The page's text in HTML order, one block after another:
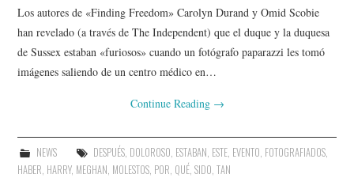
Los autores de «Finding Freedom» Carolyn Durand y Omid Scobie
han revelado (a través de The Independent) que el duque y la duquesa
de Sussex estaban «furiosos» cuando un fotógrafo paparazzi les tomó
imágenes saliendo de un centro médico en…
Continue Reading →
NEWS DESPUÉS, DOLOROSO, ESTABAN, ESTE, EVENTO, FOTOGRAFIADOS,
HABER, HARRY, MEGHAN, MOLESTOS, POR, QUÉ,SIDO,TAN